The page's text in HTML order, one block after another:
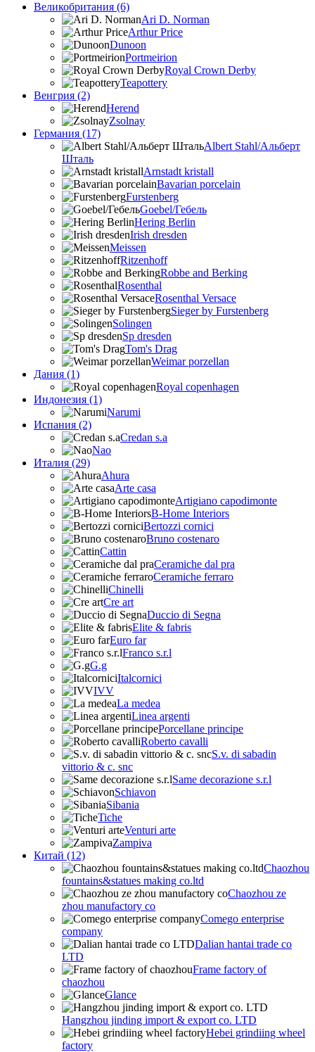
Великобритания (6)
Ari D. Norman
Arthur Price
Dunoon
Portmeirion
Royal Crown Derby
Teapottery
Венгрия (2)
Herend
Zsolnay
Германия (17)
Albert Stahl/Альбеpт
Шталь
Arnstadt kristall
Bavarian porcelain
Furstenberg
Goebel/Гебель
Hering Berlin
Irish dresden
Meissen
Ritzenhoff
Robbe and Berking
Rosenthal
Rosenthal Versace
Sieger by Furstenberg
Solingen
Sp dresden
Tom's Drag
Weimar porzellan
Дания (1)
Royal copenhagen
Индонезия (1)
Narumi
Испания (2)
Credan s.a
Nao
Италия (29)
Ahura
Arte casa
Artigiano capodimonte
B-Home Interiors
Bertozzi cornici
Bruno costenaro
Cattin
Ceramiche dal pra
Ceramiche ferraro
Chinelli
Cre art
Duccio di Segna
Elite & fabris
Euro far
Franco s.r.l
G.g
Italcornici
IVV
La medea
Linea argenti
Porcellane principe
Roberto cavalli
S.v. di sabadin
vittorio & c. snc
Same decorazione s.r.l
Schiavon
Sibania
Tiche
Venturi arte
Zampiva
Китай (12)
Chaozhou
fountains&statues making co.ltd
Chaozhou ze
zhou manufactory co
Comego enterprise
company
Dalian hantai trade co
LTD
Frame factory of
chaozhou
Glance
Hangzhou jinding import & export co. LTD
Hebei grindiing wheel
factory